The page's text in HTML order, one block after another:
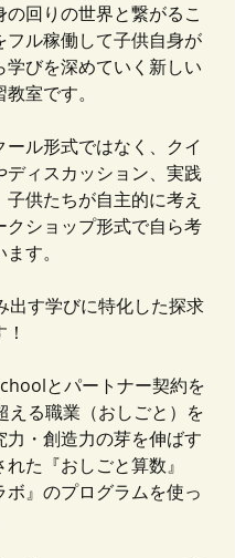
の回りの世界と繋がるこ
フル稼働して子供自身が
学びを深めていく新しい
室です。
ール形式ではなく、クイ
ディスカッション、実践
供たちが自主的に考え
クショップ形式で自ら考
す。
出す学びに特化した探求
とパートナー契約を
える職業（おしごと）を
力・創造力の芽を伸ばす
た『おしごと算数』
ボ』のプログラムを使っ